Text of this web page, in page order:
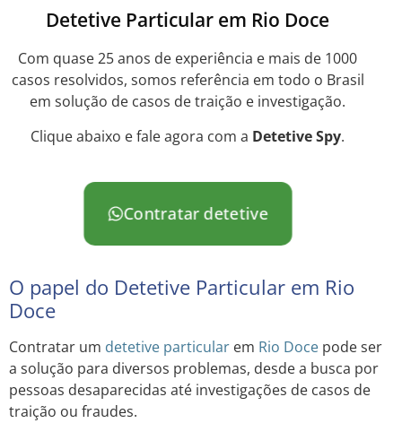
Detetive Particular em Rio Doce
Com quase 25 anos de experiência e mais de 1000
casos resolvidos, somos referência em todo o Brasil
em solução de casos de traição e investigação.
Clique abaixo e fale agora com a Detetive Spy.
Contratar detetive
O papel do Detetive Particular em Rio
Doce
Contratar um detetive particular em Rio Doce pode ser
a solução para diversos problemas, desde a busca por
pessoas desaparecidas até investigações de casos de
traição ou fraudes.